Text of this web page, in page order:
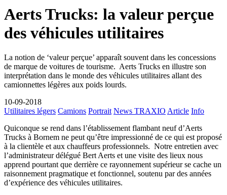
Aerts Trucks: la valeur perçue
des véhicules utilitaires
La notion de ‘valeur perçue’ apparaît souvent dans les concessions
de marque de voitures de tourisme. Aerts Trucks en illustre son
interprétation dans le monde des véhicules utilitaires allant des
camionnettes légères aux poids lourds.
10-09-2018
Utilitaires légers Camions Portrait News TRAXIO Article Info
Quiconque se rend dans l’établissement flambant neuf d’Aerts
Trucks à Bornem ne peut qu’être impressionné de ce qui est proposé
à la clientèle et aux chauffeurs professionnels. Notre entretien avec
l’administrateur délégué Bert Aerts et une visite des lieux nous
apprend pourtant que derrière ce rayonnement supérieur se cache un
raisonnement pragmatique et fonctionnel, soutenu par des années
d’expérience des véhicules utilitaires.